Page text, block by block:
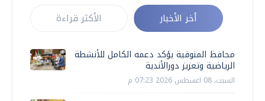
أخر الأخبار الأكثر قراءة
محافظ المنوفية يؤكد دعمه الكامل للأنشطة
الرياضية وتعزيز دورالأندية
السبت، 08 اغسطس 2026 07:23 م